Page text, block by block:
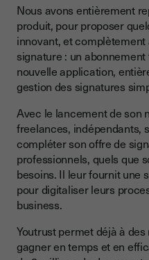
Nous avons entièrement
produit, pour proposer
innovant, et
signature : un
nouvelle application,
gestion des signatures
Avec le lancement de son
freelances, indépendants,
compléter son offre de
professionnels, quels que
besoins. Il leur fournit une
pour digitaliser leurs
business.
Youtrust permet déjà à
gagner en temps et en